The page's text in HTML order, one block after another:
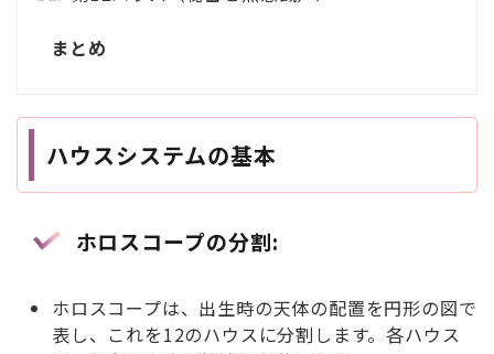
まとめ
ハウスシステムの基本
ホロスコープの分割:
ホロスコープは、出生時の天体の配置を円形の図で
表し、これを12のハウスに分割します。各ハウス